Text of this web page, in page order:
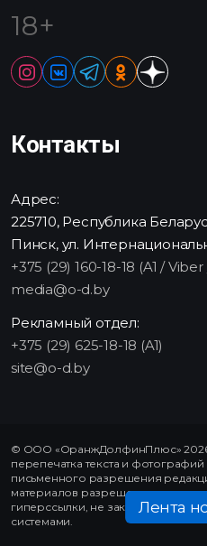
18+
Контакты
Адрес:
225710, Республика
Пинск, ул.
+375 (29) 160-18-18 (A1 /
media@o-d.by
Рекламный отдел:
+375 (29) 625-18-18 (A1)
site@o-d.by
© ООО «ОранжДолфинПлюс»
перепечатка текста и
письменного разрешения
материалов разрешено только
гиперссылки, не закрытой от
системами.
Лента